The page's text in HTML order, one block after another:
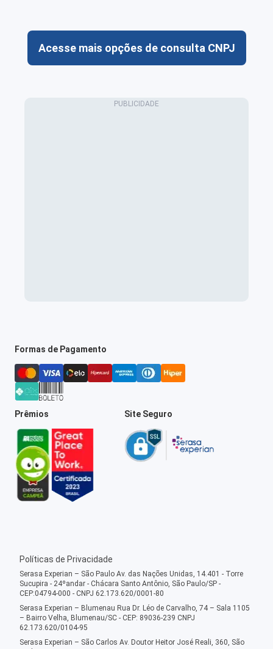
Acesse mais opções de consulta CNPJ
Formas de Pagamento
Prêmios Site Seguro
Políticas de Privacidade
Serasa Experian – São Paulo Av. das Nações Unidas, 14.401 - Torre
Sucupira - 24ºandar - Chácara Santo Antônio, São Paulo/SP -
CEP:04794-000 - CNPJ 62.173.620/0001-80
Serasa Experian – Blumenau Rua Dr. Léo de Carvalho, 74 – Sala 1105
– Bairro Velha, Blumenau/SC - CEP: 89036-239 CNPJ
62.173.620/0104-95
Serasa Experian – São Carlos Av. Doutor Heitor José Reali, 360, São